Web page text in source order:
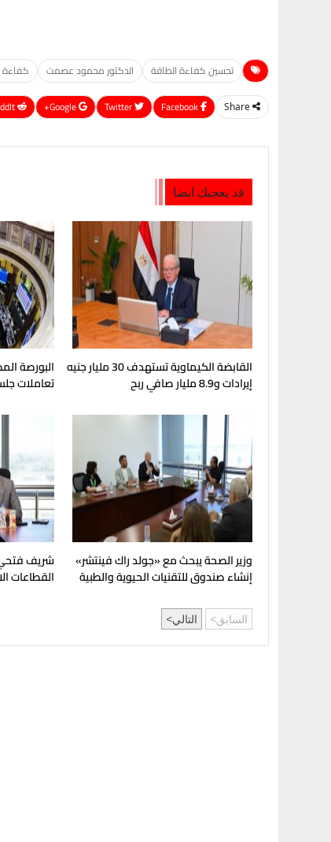
تحسين كفاءة الطاقة الدكتور محمود عصمت كفاءة
Share
Google+
ReddIt
قد يعجبك ايضا
القابضة الكيماوية تستهدف 30 مليار جنيه
إيرادات و8.9 مليار صافي ربح
تعاملات
وزير الصحة يبحث مع «جولد راك فينتشر»
إنشاء صندوق للتقنيات الحيوية والطبية
شريف
القطاعات
السابق التالي